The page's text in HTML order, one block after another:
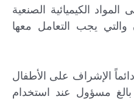
المواد الكيميائية الصنعية
يجب التعامل معها
الإشراف على الأطفال
مسؤول عند استخدام